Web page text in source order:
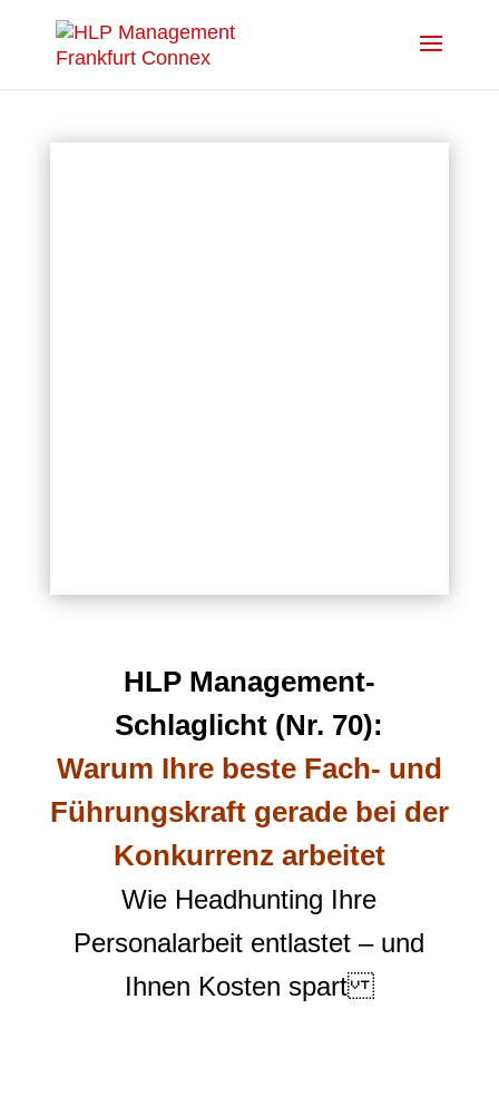
HLP Management-
Schlaglicht (Nr. 70):
Warum Ihre beste Fach- und
Führungskraft gerade bei der
Konkurrenz arbeitet
Wie Headhunting Ihre
Personalarbeit entlastet – und
Ihnen Kosten spart